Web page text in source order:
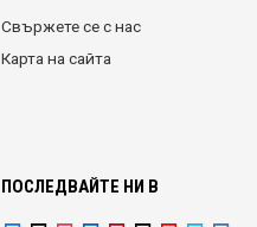
Свържете се с нас
Карта на сайта
ПОСЛЕДВАЙТЕ НИ В